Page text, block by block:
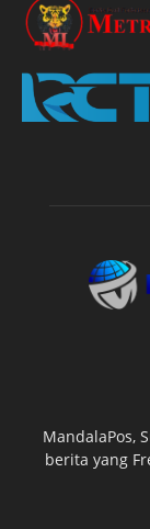
MandalaPos,
berita yang